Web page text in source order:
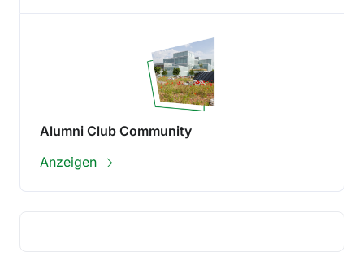
Alumni Club Community
Anzeigen